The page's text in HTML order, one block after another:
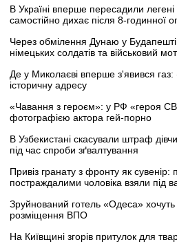
В Україні вперше пересадили легені
самостійно дихає після 8-годинної
Через обмілення Дунаю у
німецьких солдатів та військовий
Де у Миколаєві вперше з'явився
історичну адресу
«Чавання з героєм»: у РФ «героя
фотографією актора гей-порно
В Узбекистані скасували штраф
під час спроби зґвалтування
Привіз гранату з фронту як сувенір:
постраждалими чоловіка взяли під
Зруйнований готель «Одеса» хочуть
розміщення ВПО
На Київщині згорів притулок для